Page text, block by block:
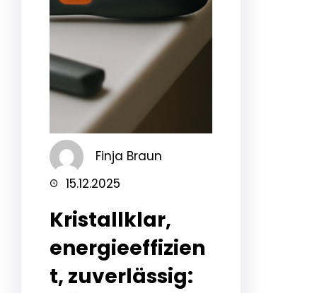
Finja Braun
15.12.2025
Kristallklar,
energieeffizien
t, zuverlässig: